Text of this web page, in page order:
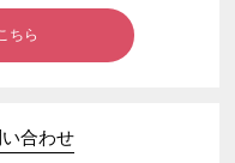
ちら
合わせ